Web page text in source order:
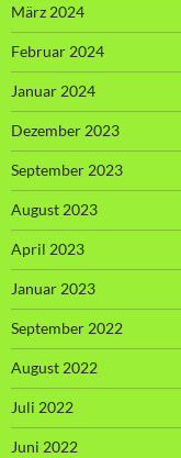
März 2024
Februar 2024
Januar 2024
Dezember 2023
September 2023
August 2023
April 2023
Januar 2023
September 2022
August 2022
Juli 2022
Juni 2022